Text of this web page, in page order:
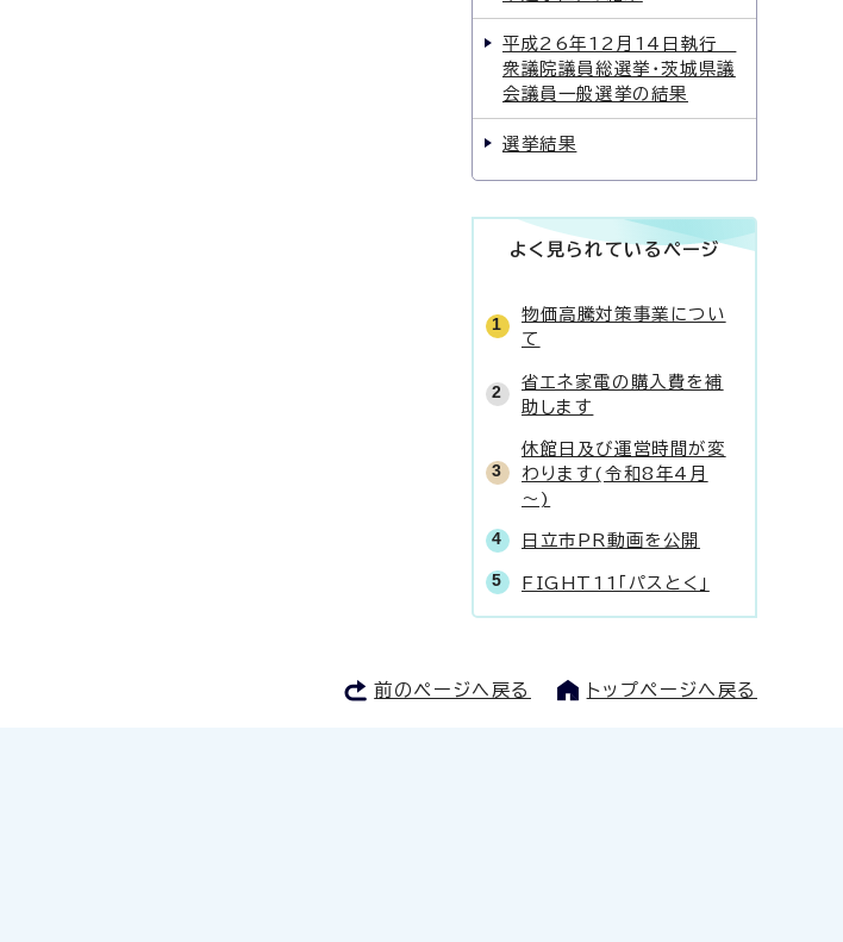
平成26年12月14日執行
衆議院議員総選挙・茨城県議
会議員一般選挙の結果
選挙結果
よく見られているページ
物価高騰対策事業につい
て
省エネ家電の購入費を補
助します
休館日及び運営時間が変
わります(令和8年4月
～)
日立市PR動画を公開
FIGHT11「パスとく」
前のページへ戻る トップページへ戻る